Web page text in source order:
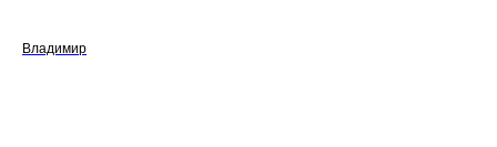
Владимир